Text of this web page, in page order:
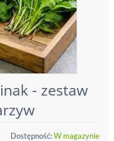
- zestaw
Dostępność:W magazynie